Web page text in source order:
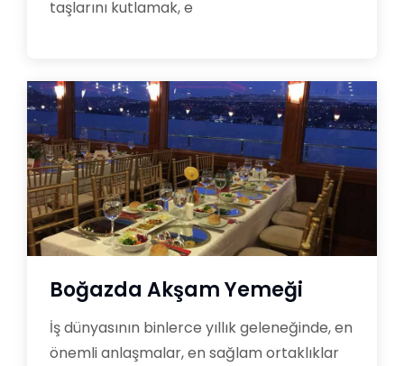
taşlarını kutlamak, e
Boğazda Akşam Yemeği
İş dünyasının binlerce yıllık geleneğinde, en
önemli anlaşmalar, en sağlam ortaklıklar